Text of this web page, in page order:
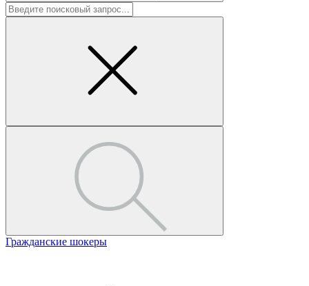
Гражданские шокеры